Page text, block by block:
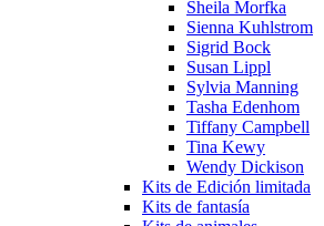
Sheila Morfka
Sienna Kuhlstrom
Sigrid Bock
Susan Lippl
Sylvia Manning
Tasha Edenhom
Tiffany Campbell
Tina Kewy
Wendy Dickison
Kits de Edición limitada
Kits de fantasía